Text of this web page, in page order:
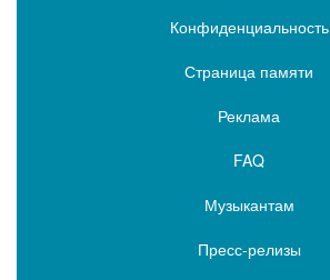
Конфиденциальность
Страница памяти
Реклама
FAQ
Музыкантам
Пресс-релизы